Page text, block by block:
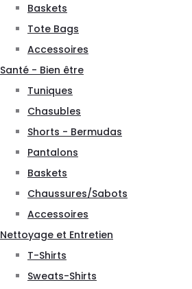
Baskets
Tote Bags
Accessoires
Santé - Bien être
Tuniques
Chasubles
Shorts - Bermudas
Pantalons
Baskets
Chaussures/Sabots
Accessoires
Nettoyage et Entretien
T-Shirts
Sweats-Shirts